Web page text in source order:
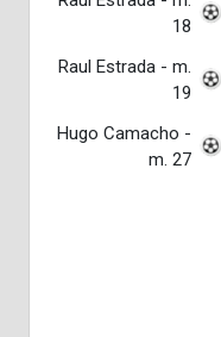
18
Raul Estrada - m.
19
Hugo Camacho -
m. 27